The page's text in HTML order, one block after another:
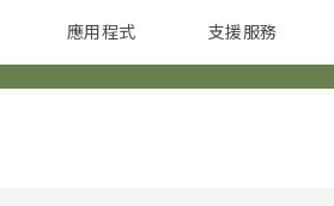
G REIGNS 配件
應用程式 支援服務